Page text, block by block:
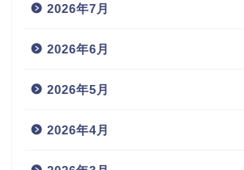
2026年7月
2026年6月
2026年5月
2026年4月